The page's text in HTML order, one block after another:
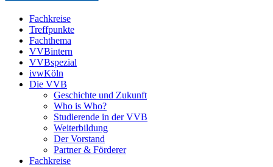
Fachkreise
Treffpunkte
Fachthema
VVBintern
VVBspezial
ivwKöln
Die VVB
Geschichte und Zukunft
Who is Who?
Studierende in der VVB
Weiterbildung
Der Vorstand
Partner & Förderer
Fachkreise